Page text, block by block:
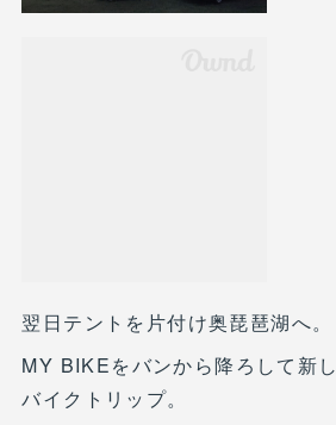
翌日テントを片付け奥琵琶湖へ
MY BIKEをバンから降ろして新
バイクトリップ。